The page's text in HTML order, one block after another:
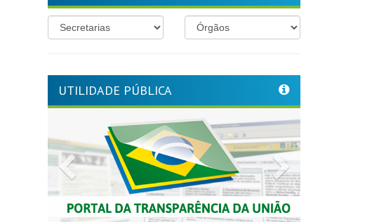
UTILIDADE PÚBLICA
Previous